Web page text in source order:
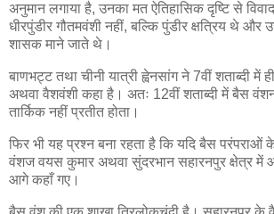
अनुमान लगाया है, उनका मत ऐतिहासिक दृष्टि से
धीरपुंडीर गौतमवंशी नहीं, बल्कि पुंडीर क्षत्रिय थे और
शासक माने जाते थे।
बाणभट्ट तथा चीनी यात्री ह्वेनसांग ने 7वीं शताब्दी में
अथवा वैशवंशी कहा है। अतः 12वीं शताब्दी में बैस
तार्किक नहीं प्रतीत होता।
फिर भी यह प्रश्न बना रहता है कि यदि बैस परंपराओं
वंशज वयस कुमार अथवा सुंदरभान सहारनपुर क्षेत्र
आगे कहाँ गए।